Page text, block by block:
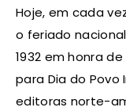
Hoje, em cada
o feriado
1932 em honra
para Dia do Povo
editoras norte-